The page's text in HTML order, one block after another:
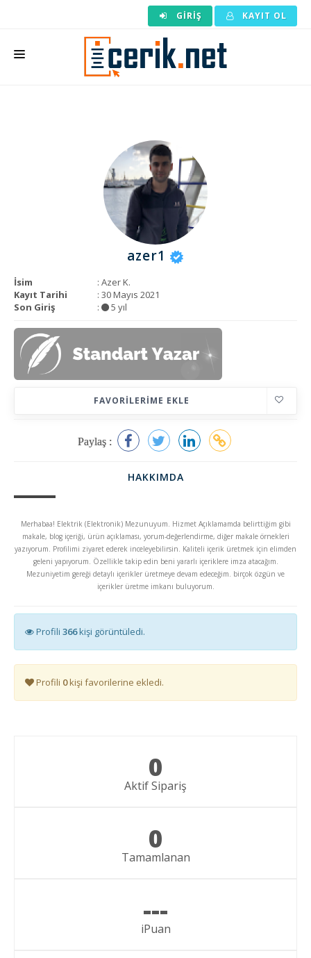
GIRIŞ KAYIT OL
KURUMSAL
azer1
İsim
: Azer K.
Kayıt Tarihi
: 30 Mayıs 2021
Son Giriş
: 5 yıl
FAVORILERIME EKLE
Paylaş :
HAKKIMDA
Merhabaa! Elektrik (Elektronik) Mezunuyum. Hizmet Açıklamamda belirttiğim gibi
makale, blog içeriği, ürün açıklaması, yorum-değerlendirme, diğer makale örnekleri
yazıyorum. Profilimi ziyaret ederek inceleyebilirsin. Kaliteli içerik üretmek için elimden
geleni yapıyorum. Özellikle takip edin beni yararlı içeriklere imza atacağım.
Mezuniyetim gereği detaylı içerikler üretmeye devam edeceğim. birçok özgün ve
içerikler üretme imkanı buluyorum.
Profili 366kişi görüntüledi.
Profili 0kişi favorilerine ekledi.
0
Aktif Sipariş
0
Tamamlanan
---
iPuan